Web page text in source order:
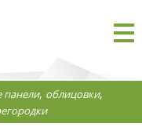
панели, облицовки,